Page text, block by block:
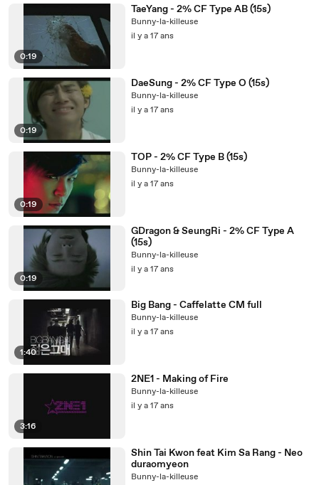
0:19
TaeYang - 2% CF Type AB (15s)
Bunny-la-killeuse
il y a 17 ans
0:19
DaeSung - 2% CF Type O (15s)
Bunny-la-killeuse
il y a 17 ans
0:19
TOP - 2% CF Type B (15s)
Bunny-la-killeuse
il y a 17 ans
0:19
GDragon & SeungRi - 2% CF Type A
(15s)
Bunny-la-killeuse
il y a 17 ans
1:40
Big Bang - Caffelatte CM full
Bunny-la-killeuse
il y a 17 ans
3:16
2NE1 - Making of Fire
Bunny-la-killeuse
il y a 17 ans
Shin Tai Kwon feat Kim Sa Rang - Neo
duraomyeon
Bunny-la-killeuse